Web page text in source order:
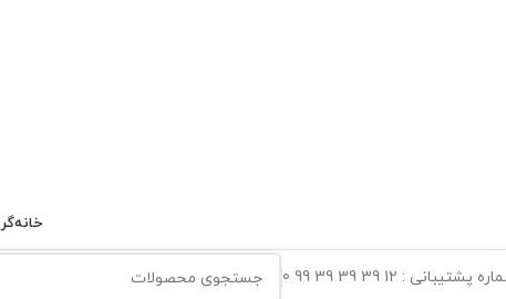
خانه
پشتیبانی : 12 39 39 39 99 0